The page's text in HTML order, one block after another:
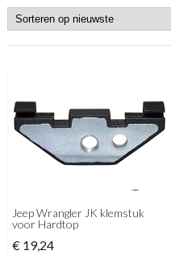
Jeep Wrangler JK klemstuk
voor Hardtop
€ 19,24